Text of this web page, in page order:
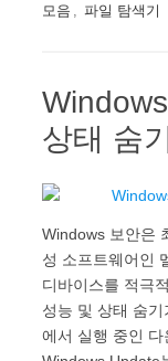
모음
파일 탐색기
상태 숨
Windows 보안은
성 소프트웨어인
디바이스를 적극
성능 및 상태 숨
에서 실행 중인